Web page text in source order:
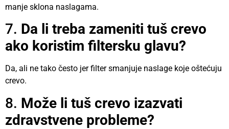
manje sklona naslagama.
7. Da li treba zameniti tuš crevo
ako koristim filtersku glavu?
Da, ali ne tako često jer filter smanjuje naslage koje oštećuju
crevo.
8. Može li tuš crevo izazvati
zdravstvene probleme?